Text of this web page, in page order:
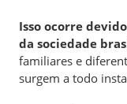
Isso ocorre
da sociedade
familiares e
surgem a todo